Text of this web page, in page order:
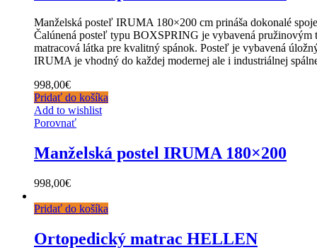
Manželská posteľ IRUMA 180×200 cm prináša dokonalé
Čalúnená posteľ typu BOXSPRING je vybavená pružinovým
matracová látka pre kvalitný spánok. Posteľ je vybavená
IRUMA je vhodný do každej modernej ale i industriálnej
998,00€
Pridať do košíka
Add to wishlist
Porovnať
Manželská postel IRUMA 180×200
998,00€
Pridať do košíka
Ortopedický matrac HELLEN